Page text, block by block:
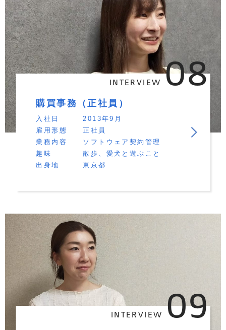
購買事務（正社員）
入社日
2013年9月
雇用形態
正社員
業務内容
ソフトウェア契約管理
趣味
散歩、愛犬と遊ぶこと
出身地
東京都
INTERVIEW 08
INTERVIEW 09